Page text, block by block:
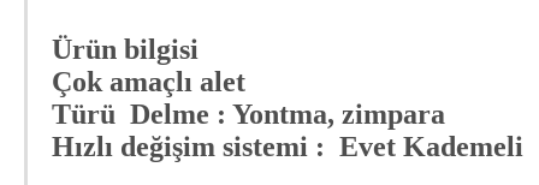
Ürün bilgisi
Çok amaçlı alet
Türü Delme : Yontma, zimpara
Hızlı değişim sistemi : Evet Kademeli